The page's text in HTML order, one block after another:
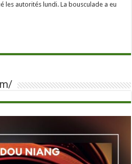
les autorités lundi. La bousculade a eu